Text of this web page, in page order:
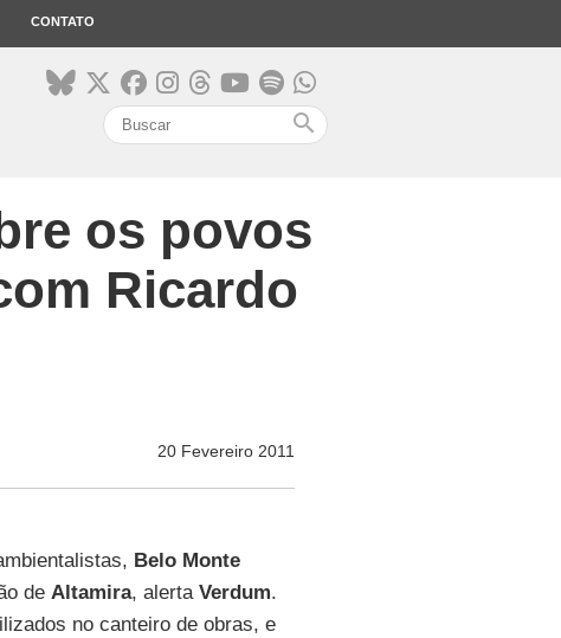
CONTATO
search
os povos
Ricardo
20 Fevereiro 2011
Belo Monte
de Altamira, alerta Verdum.
no canteiro de obras, e